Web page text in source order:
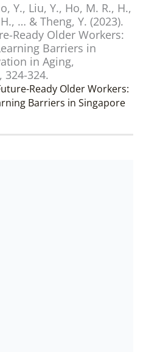
Y., Liu, Y., Ho, M. R., H.,
… & Theng, Y. (2023).
Ready Older Workers:
Barriers in
in Aging,
324-324.
Ready Older Workers:
Barriers in Singapore